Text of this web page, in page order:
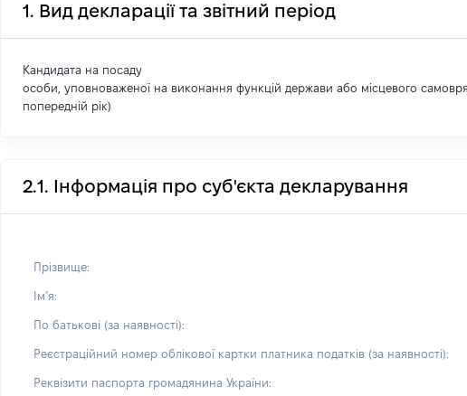
1. Вид декларації та звітний період
Кандидата на посаду
особи, уповноваженої на виконання функцій держави або місцевого
попередній рік)
2.1. Інформація про суб'єкта декларування
Прізвище:
Імʼя:
По батькові (за наявності):
Реєстраційний номер облікової картки платника податків (за наявності):
Реквізити паспорта громадянина України: